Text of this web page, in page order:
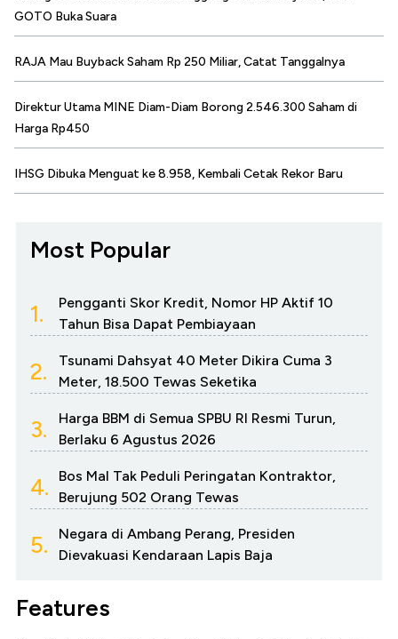
GOTO Buka Suara
RAJA Mau Buyback Saham Rp 250 Miliar, Catat Tanggalnya
Direktur Utama MINE Diam-Diam Borong 2.546.300 Saham di
Harga Rp450
IHSG Dibuka Menguat ke 8.958, Kembali Cetak Rekor Baru
Most Popular
1.
Pengganti Skor Kredit, Nomor HP Aktif 10
Tahun Bisa Dapat Pembiayaan
2.
Tsunami Dahsyat 40 Meter Dikira Cuma 3
Meter, 18.500 Tewas Seketika
3.
Harga BBM di Semua SPBU RI Resmi Turun,
Berlaku 6 Agustus 2026
4.
Bos Mal Tak Peduli Peringatan Kontraktor,
Berujung 502 Orang Tewas
5.
Negara di Ambang Perang, Presiden
Dievakuasi Kendaraan Lapis Baja
Features